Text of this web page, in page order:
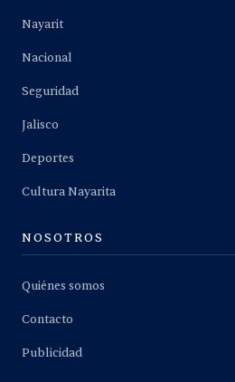
Nayarit
Nacional
Seguridad
Jalisco
Deportes
Cultura Nayarita
NOSOTROS
Quiénes somos
Contacto
Publicidad